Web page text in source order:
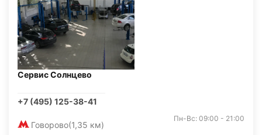
Сервис Солнцево
+7 (495) 125-38-41
Говорово(1,35 км)
Пн-Вс: 09:00 - 21:00